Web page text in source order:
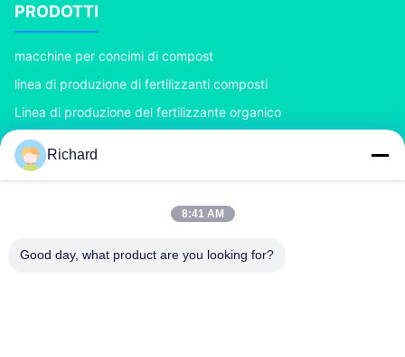
PRODOTTI
macchine per concimi di compost
linea di produzione di fertilizzanti composti
Linea di produzione del fertilizzante organico
Linea di produzione del fertilizzante di BB
Doppio granulatore del fertilizzante del rullo
CONTATTACI
Richard
8:41 AM
Good day, what product are you looking for?